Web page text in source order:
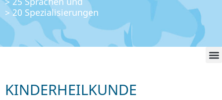
> 20 Spezialisierungen
KINDERHEILKUNDE